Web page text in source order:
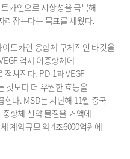
카인으로 저항성을 극복해
리잡는다는 목표를 세웠다.
토카인 융합체 구체적인 타깃을
억제 이중항체에
쳐진다. PD-1과 VEGF
것보다 더 우월한 효능을
다. MSD는 지난해 11월 중국
항체 신약 물질을 거액에
계약규모 약 4조6000억원에